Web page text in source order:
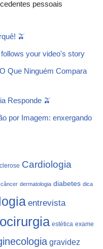
pessoais
🫒
your video's story
Que Ninguém Compara
Responde 🫒
por Imagem: enxergando
Cardiologia
câncer dermatologia diabetes dica
entrevista
estética exame
gravidez